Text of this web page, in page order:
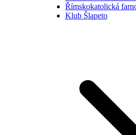
Římskokatolická
Klub Šlapeto